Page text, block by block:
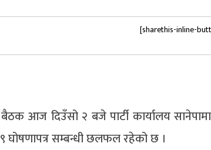
[sharethis-inline-
बैठक आज दिउँसो २ बजे पार्टी कार्यालय
घोषणापत्र सम्बन्धी छलफल रहेको छ ।